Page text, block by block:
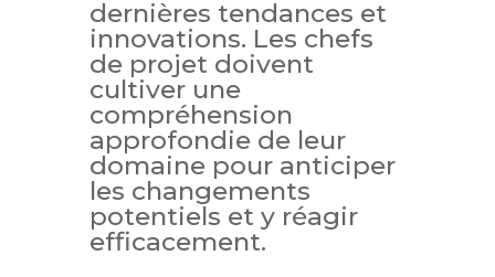
dernières tendances et
innovations. Les chefs
de projet doivent
cultiver une
compréhension
approfondie de leur
domaine pour anticiper
les changements
potentiels et y réagir
efficacement.